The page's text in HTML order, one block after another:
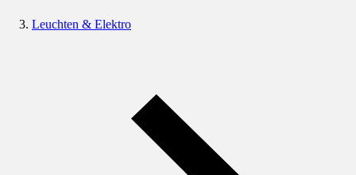
Leuchten & Elektro